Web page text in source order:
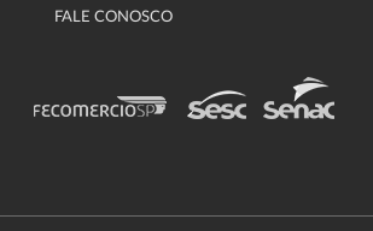
FALE CONOSCO